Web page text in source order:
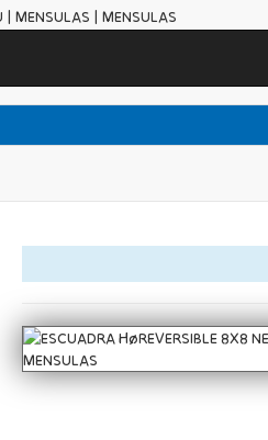
| MENSULAS | MENSULAS